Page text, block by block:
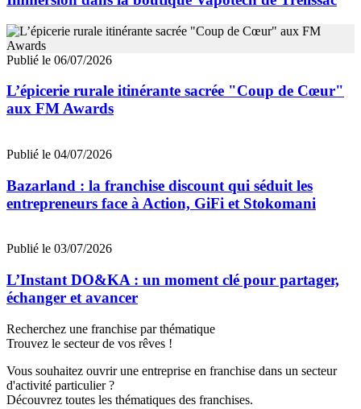
Publié le 06/07/2026
L’épicerie rurale itinérante sacrée "Coup de Cœur"
aux FM Awards
Publié le 04/07/2026
Bazarland : la franchise discount qui séduit les
entrepreneurs face à Action, GiFi et Stokomani
Publié le 03/07/2026
L’Instant DO&KA : un moment clé pour partager,
échanger et avancer
Recherchez une franchise par thématique
Trouvez le secteur de vos rêves !
Vous souhaitez ouvrir une entreprise en franchise dans un secteur
d'activité particulier ?
Découvrez toutes les thématiques des franchises.